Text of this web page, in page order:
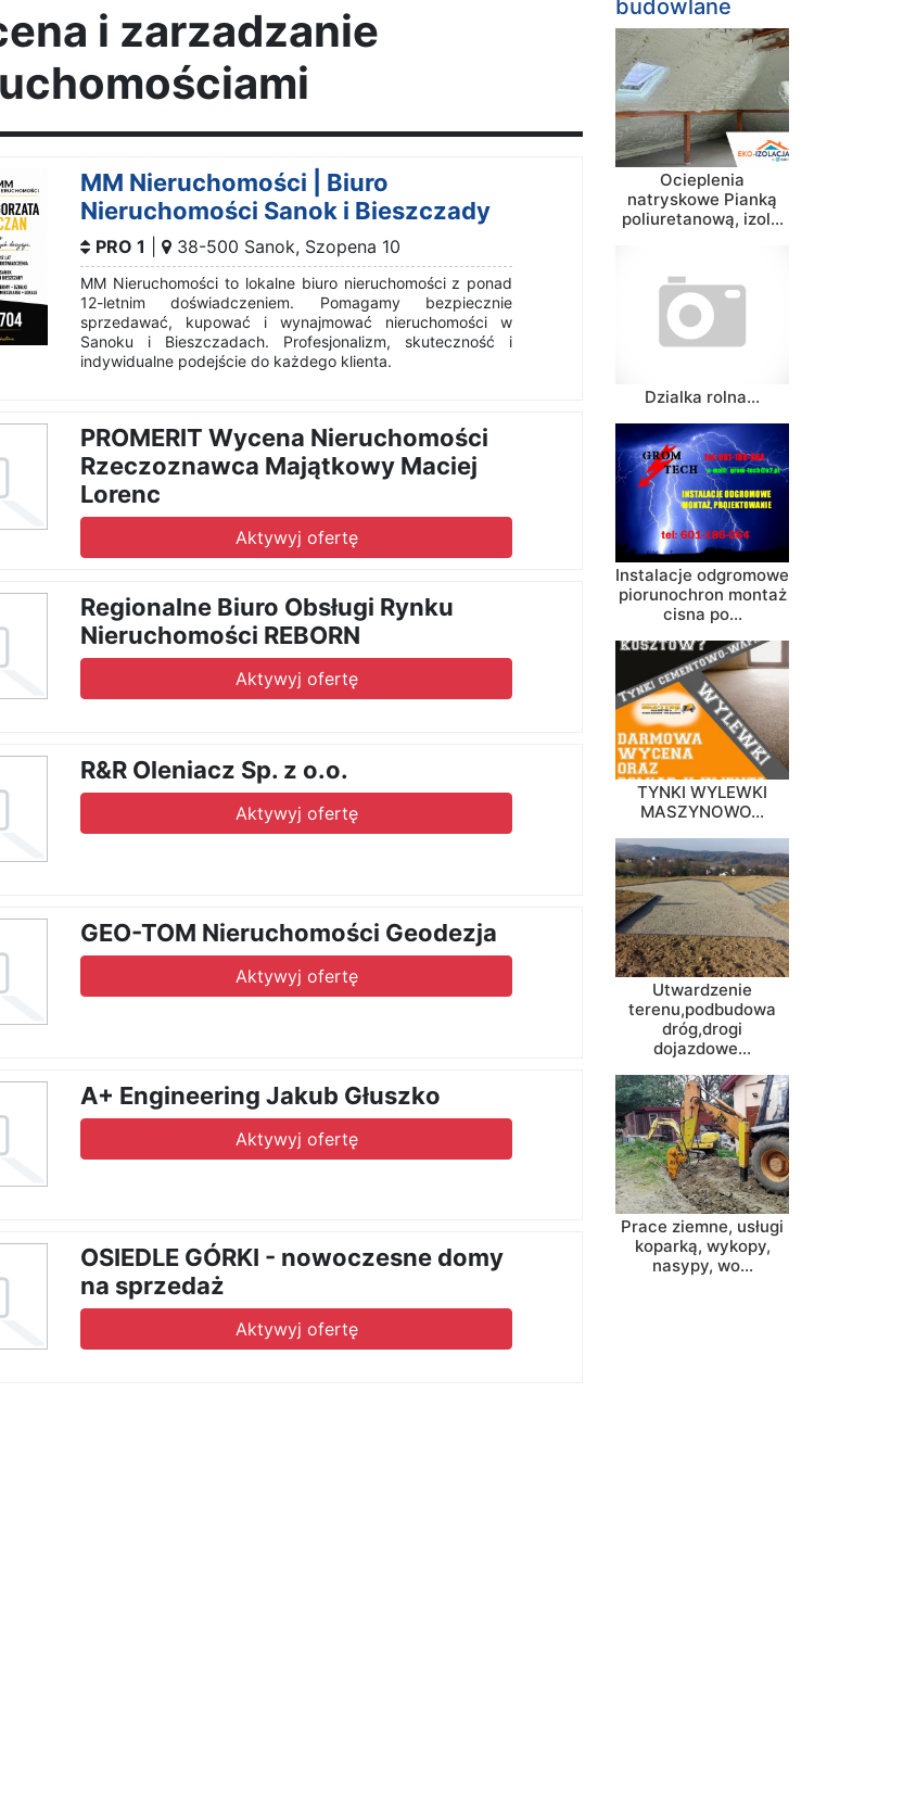
i zarzadzanie
MM Nieruchomości | Biuro
Nieruchomości Sanok i Bieszczady
PRO 1 38-500 Sanok, Szopena 10
MM Nieruchomości to lokalne biuro nieruchomości z ponad
12-letnim doświadczeniem. Pomagamy bezpiecznie
sprzedawać, kupować i wynajmować nieruchomości w
Sanoku i Bieszczadach. Profesjonalizm, skuteczność i
indywidualne podejście do każdego klienta.
PROMERIT Wycena Nieruchomości
Rzeczoznawca Majątkowy Maciej
Lorenc
Aktywyj ofertę
Regionalne Biuro Obsługi Rynku
Nieruchomości REBORN
Aktywyj ofertę
R&R Oleniacz Sp. z o.o.
Aktywyj ofertę
GEO-TOM Nieruchomości Geodezja
Aktywyj ofertę
A+ Engineering Jakub Głuszko
Aktywyj ofertę
OSIEDLE GÓRKI - nowoczesne domy
na sprzedaż
Aktywyj ofertę
budowlane
Ocieplenia
natryskowe Pianką
poliuretanową, izol...
Dzialka rolna...
Instalacje odgromowe
piorunochron montaż
cisna po...
TYNKI WYLEWKI
MASZYNOWO...
Utwardzenie
terenu,podbudowa
dróg,drogi
dojazdowe...
Prace ziemne, usługi
koparką, wykopy,
nasypy, wo...